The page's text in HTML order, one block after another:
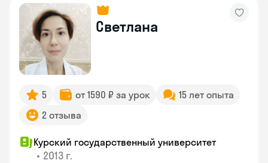
Светлана
5 от 1590 ₽ за урок
15 лет опыта
2 отзыва
Курский государственный университет
• 2013 г.